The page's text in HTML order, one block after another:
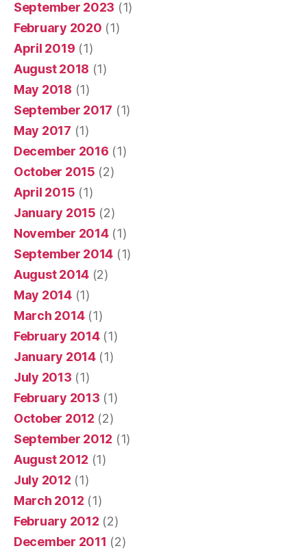
September 2023 (1)
February 2020 (1)
April 2019 (1)
August 2018 (1)
May 2018 (1)
September 2017 (1)
May 2017 (1)
December 2016 (1)
October 2015 (2)
April 2015 (1)
January 2015 (2)
November 2014(1)
September 2014 (1)
August 2014 (2)
May 2014(1)
March 2014(1)
February 2014(1)
January 2014(1)
July 2013 (1)
February 2013 (1)
October 2012 (2)
September 2012 (1)
August 2012 (1)
July 2012 (1)
March 2012 (1)
February 2012 (2)
December 2011 (2)